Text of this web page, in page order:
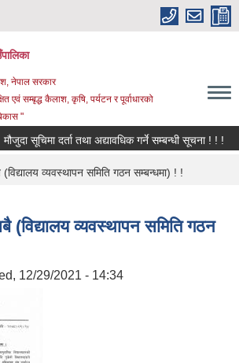
नेपाल सरकार
एवं सम्बृद्ध कैलाश, कृषि, पर्यटन र पूर्वाधारको
"
सूचिमा दर्ता तथा अद्यावधिक गर्ने सम्बन्धी सूचना ! ! !
(विद्यालय व्यवस्थापन समिति गठन सम्बन्धमा) ! !
(विद्यालय व्यवस्थापन समिति गठन
12/29/2021 - 14:34